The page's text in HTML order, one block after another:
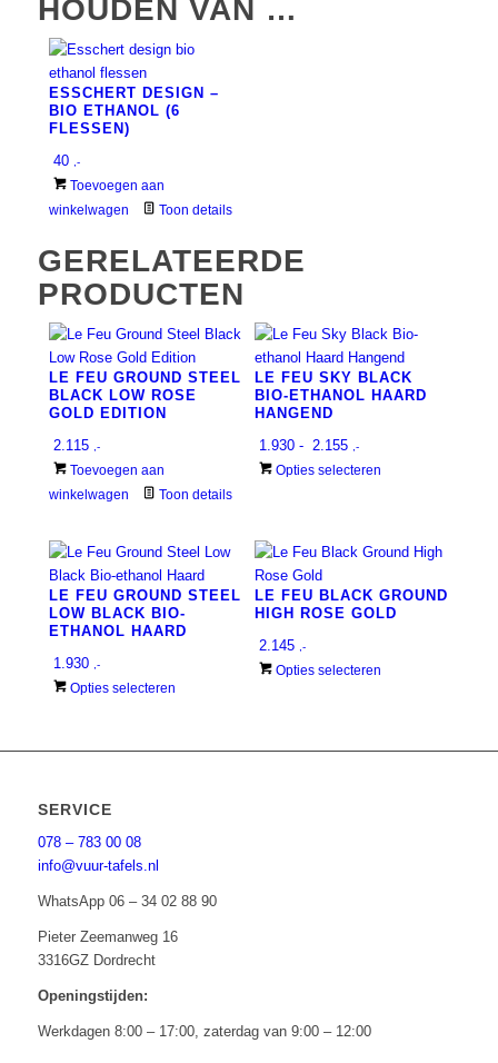
HOUDEN VAN …
ESSCHERT DESIGN –
BIO ETHANOL (6
FLESSEN)
40
,-
Toevoegen aan
winkelwagen
Toon details
GERELATEERDE
PRODUCTEN
LE FEU GROUND STEEL
BLACK LOW ROSE
GOLD EDITION
2.115
,-
Toevoegen aan
winkelwagen
Toon details
LE FEU SKY BLACK
BIO-ETHANOL HAARD
HANGEND
1.930 - 2.155Prijsklasse:
€ 1.930
,-
Opties selecteren
variaties.
Deze
optie
productpagina
LE FEU GROUND STEEL
LOW BLACK BIO-
ETHANOL HAARD
1.930
,-
Opties selecteren
meerdere
worden
LE FEU BLACK GROUND
HIGH ROSE GOLD
2.145
,-
Opties selecteren
SERVICE
078 – 783 00 08
info@vuur-tafels.nl
WhatsApp 06 – 34 02 88 90
Pieter Zeemanweg 16
3316GZ Dordrecht
Openingstijden:
Werkdagen 8:00 – 17:00, zaterdag van 9:00 – 12:00